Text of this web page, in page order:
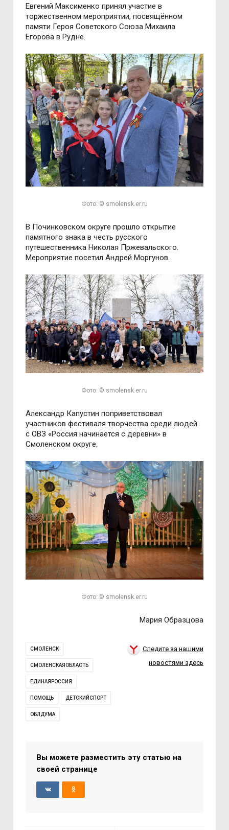
Евгений Максименко принял участие в
торжественном мероприятии, посвящённом
памяти Героя Советского Союза Михаила
Егорова в Рудне.
Фото: © smolensk.er.ru
В Починковском округе прошло открытие
памятного знака в честь русского
путешественника Николая Пржевальского.
Мероприятие посетил Андрей Моргунов.
Фото: © smolensk.er.ru
Александр Капустин поприветствовал
участников фестиваля творчества среди людей
с ОВЗ «Россия начинается с деревни» в
Смоленском округе.
Фото: © smolensk.er.ru
Мария Образцова
СМОЛЕНСК
СМОЛЕНСКАЯОБЛАСТЬ
ЕДИНАЯРОССИЯ
ПОМОЩЬ ДЕТСКИЙСПОРТ
ОБЛДУМА
Следите за нашими
новостями здесь
Вы можете разместить эту статью на
своей странице